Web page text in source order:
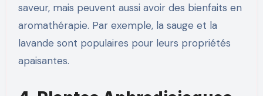
saveur, mais peuvent aussi avoir des bienfaits en
aromathérapie. Par exemple, la sauge et la
lavande sont populaires pour leurs propriétés
apaisantes.